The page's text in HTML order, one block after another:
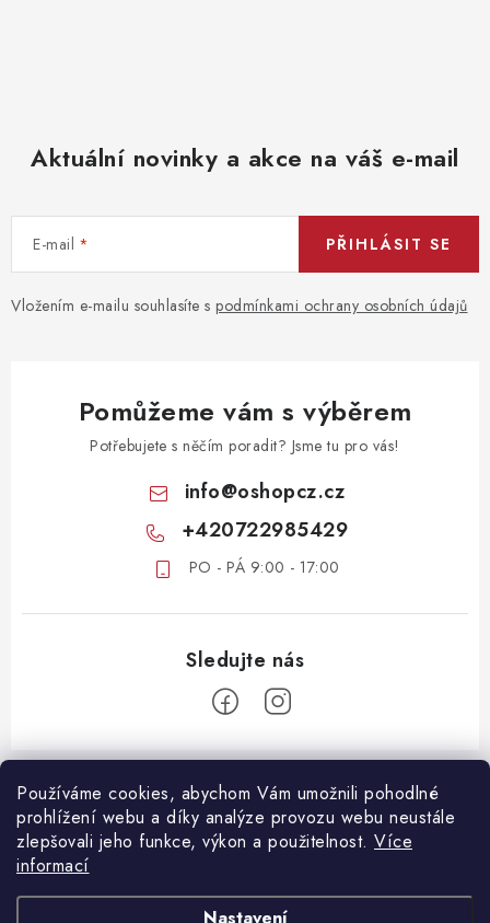
Používáme cookies, abychom Vám umožnili pohodlné
prohlížení webu a díky analýze provozu webu neustále
zlepšovali jeho funkce, výkon a použitelnost. Více
informací
Aktuální novinky a akce na váš e-mail
E-mail
Vložením e-mailu souhlasíte s podmínkami ochrany osobních údajů
PŘIHLÁSIT SE
Pomůžeme vám s výběrem
Potřebujete s něčím poradit? Jsme tu pro vás!
info@oshopcz.cz
+420722985429
PO - PÁ 9:00 - 17:00
Z
ZÁKAZNICKÝ SERVIS
DOPRAVA A PLATBA
VRÁCENÍ ZBOŽÍ
DŮLEŽITÉ DOKUMENTY